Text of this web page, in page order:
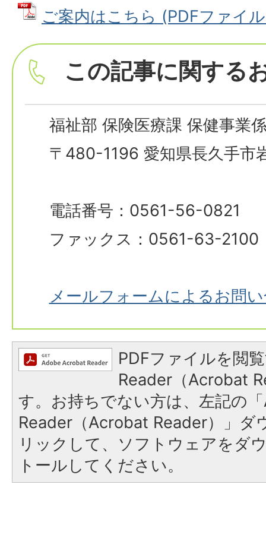
ご案内はこちら (PDFファイ
この記事に関する
福祉部 保険医療課 保健事業
〒480-1196 愛知県長久手市
電話番号：0561-56-0821
ファックス：0561-63-2100
メールフォームによるお問
PDFファイルを閲
Reader（Acrobat
す。お持ちでない方は、左記の
Reader（Acrobat Reader）」ダ
リックして、ソフトウェアをダ
トールしてください。